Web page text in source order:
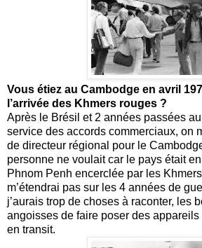
Vous étiez au Cambodge en avril
l’arrivée des Khmers rouges ?
Après le Brésil et 2 années passées
service des accords commerciaux, on
de directeur régional pour le
personne ne voulait car le pays était
Phnom Penh encerclée par les
m’étendrai pas sur les 4 années de
j’aurais trop de choses à raconter, les
angoisses de faire poser des
en transit.